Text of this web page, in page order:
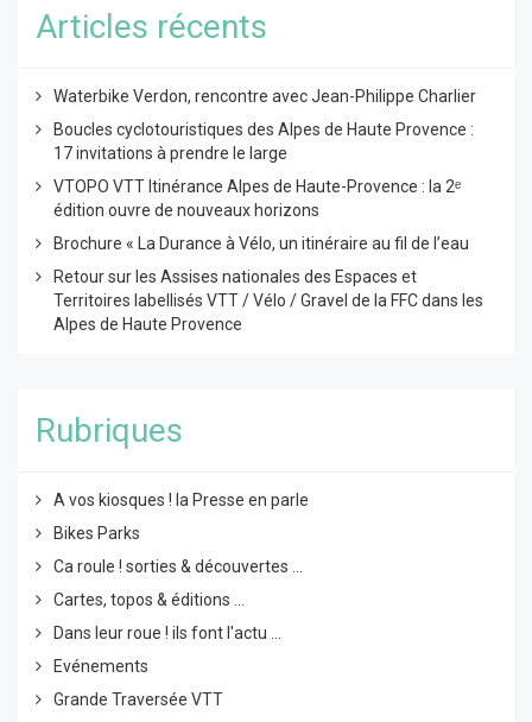
Articles récents
Waterbike Verdon, rencontre avec Jean-Philippe Charlier
Boucles cyclotouristiques des Alpes de Haute Provence :
17 invitations à prendre le large
VTOPO VTT Itinérance Alpes de Haute-Provence : la 2ᵉ
édition ouvre de nouveaux horizons
Brochure « La Durance à Vélo, un itinéraire au fil de l’eau
Retour sur les Assises nationales des Espaces et
Territoires labellisés VTT / Vélo / Gravel de la FFC dans les
Alpes de Haute Provence
Rubriques
A vos kiosques ! la Presse en parle
Bikes Parks
Ca roule ! sorties & découvertes ...
Cartes, topos & éditions ...
Dans leur roue ! ils font l'actu ...
Evénements
Grande Traversée VTT